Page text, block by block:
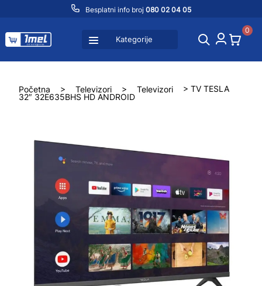
Besplatni info broj 080 02 04 05
Kategorije
0
Početna > Televizori > Televizori
> TV TESLA
32″ 32E635BHS HD ANDROID